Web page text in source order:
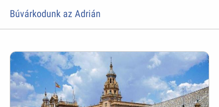
Búvárkodunk az Adrián